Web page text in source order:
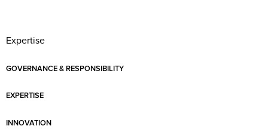
Expertise
GOVERNANCE & RESPONSIBILITY
EXPERTISE
INNOVATION